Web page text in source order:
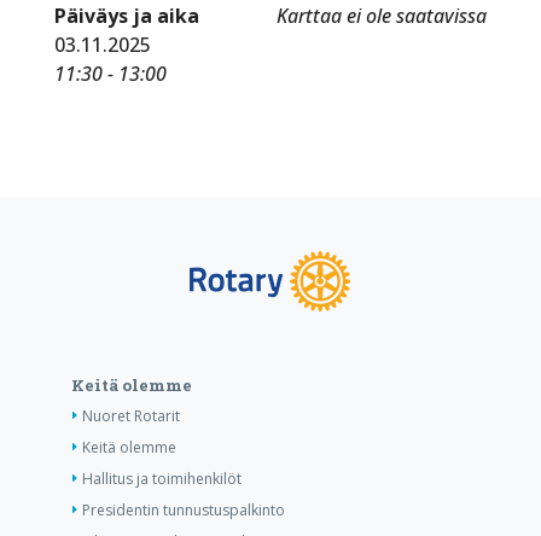
Karttaa ei ole saatavissa
Päiväys ja aika
03.11.2025
11:30 - 13:00
Keitä olemme
Nuoret Rotarit
Keitä olemme
Hallitus ja toimihenkilöt
Presidentin tunnustuspalkinto